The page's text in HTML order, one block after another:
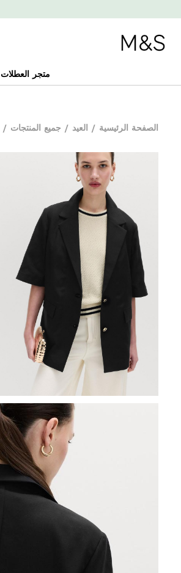
متجر العطلات
الصفحة الرئيسية / العيد / جميع المنتجات /